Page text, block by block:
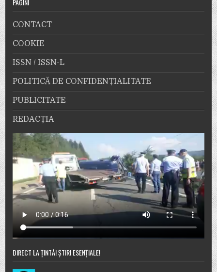
PAGINI
CONTACT
COOKIE
ISSN / ISSN-L
POLITICĂ DE CONFIDENȚIALITATE
PUBLICITATE
REDACȚIA
DIRECT LA ȚINTĂ! ȘTIRI ESENȚIALE!